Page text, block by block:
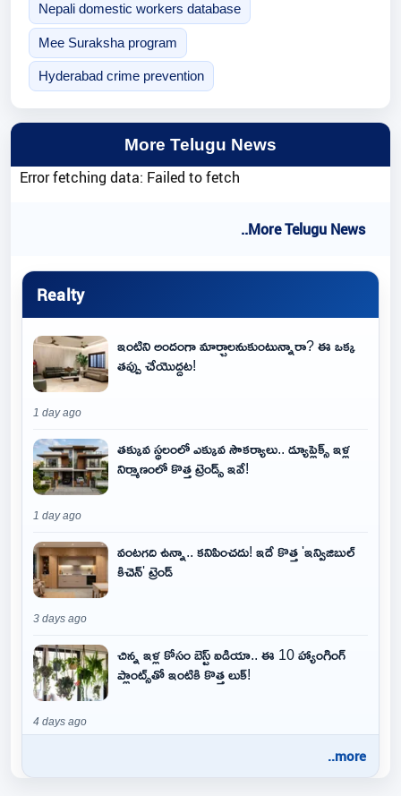
Nepali domestic workers database
Mee Suraksha program
Hyderabad crime prevention
More Telugu News
Error fetching data: Failed to fetch
..More Telugu News
Realty
ఇంటిని అందంగా మార్చాలనుకుంటున్నారా? ఈ ఒక్క
తప్పు చేయొద్దట!
1 day ago
తక్కువ స్థలంలో ఎక్కువ సౌకర్యాలు.. డ్యూప్లెక్స్ ఇళ్ల
నిర్మాణంలో కొత్త ట్రెండ్స్ ఇవే!
1 day ago
వంటగది ఉన్నా.. కనిపించదు! ఇదే కొత్త 'ఇన్విజిబుల్
కిచెన్' ట్రెండ్
3 days ago
చిన్న ఇళ్ల కోసం బెస్ట్ ఐడియా.. ఈ 10 హ్యాంగింగ్
ప్లాంట్స్‌తో ఇంటికి కొత్త లుక్!
4 days ago
..more